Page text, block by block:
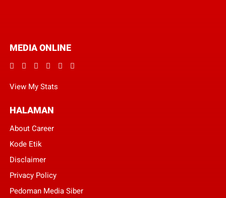
MEDIA ONLINE
View My Stats
HALAMAN
About Career
Kode Etik
Disclaimer
Privacy Policy
Pedoman Media Siber